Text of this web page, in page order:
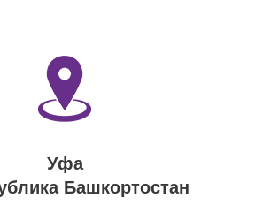
Уфа
Башкортостан